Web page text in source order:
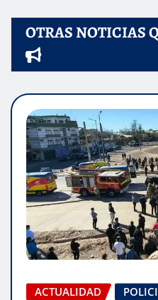
OTRAS NOTICIAS
ACTUALIDAD